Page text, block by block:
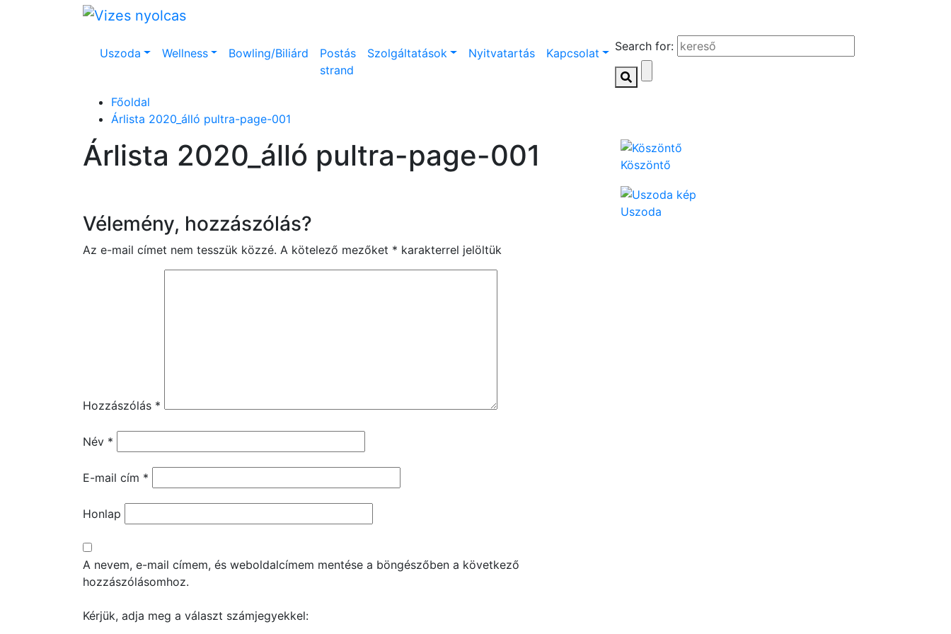
Uszoda Wellness Bowling/Biliárd
Postás
strand
Szolgáltatások Nyitvatartás Kapcsolat Search for:
Főoldal
Árlista 2020_álló pultra-page-001
Árlista 2020_álló pultra-page-001
Vélemény, hozzászólás?
Az e-mail címet nem tesszük közzé. A kötelező mezőket * karakterrel jelöltük
Hozzászólás *
Név *
E-mail cím *
Honlap
A nevem, e-mail címem, és weboldalcímem mentése a böngészőben a következő
hozzászólásomhoz.
Kérjük, adja meg a választ számjegyekkel:
Köszöntő
Uszoda